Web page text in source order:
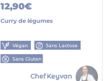
12,90€
Curry de légumes
Végan Sans Lactose
Sans Gluten
Chef Keyvan